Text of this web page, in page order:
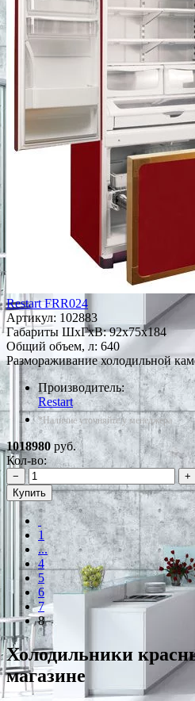
Restart FRR024
Артикул: 102883
Габариты ШxГxВ: 92x75x184
Общий объем, л: 640
Размораживание холодильной
Производитель:
Restart
*Наличие уточняйте у менеджера
1018980руб.
Кол-во:
−
+
Купить
1
...
4
5
6
7
8
Холодильники
магазине